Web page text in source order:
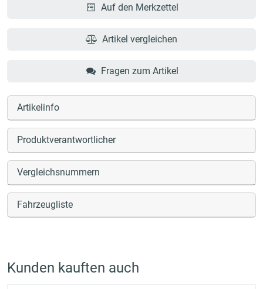
Auf den Merkzettel
Artikel vergleichen
Fragen zum Artikel
Artikelinfo
Produktverantwortlicher
Vergleichsnummern
Fahrzeugliste
Kunden kauften auch